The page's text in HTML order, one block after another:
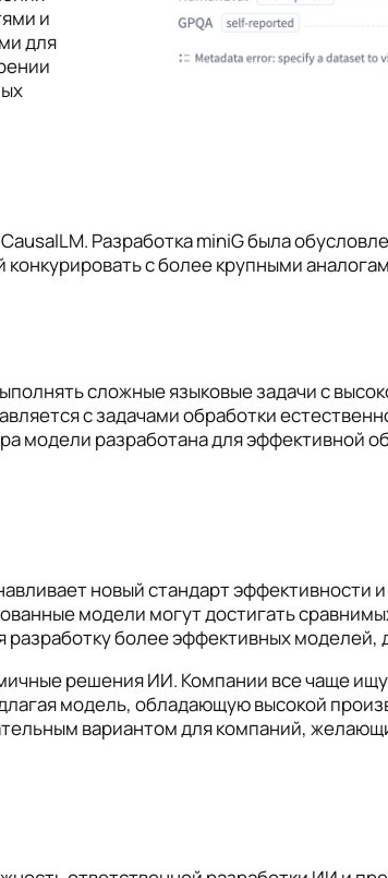
и
для
Разработка miniG была
с более крупными
сложные языковые задачи с
с задачами обработки
модели разработана для эффективной
новый стандарт эффективности
модели могут достигать
более эффективных
решения ИИ. Компании все чаще
модель, обладающую высокой
вариантом для компаний,